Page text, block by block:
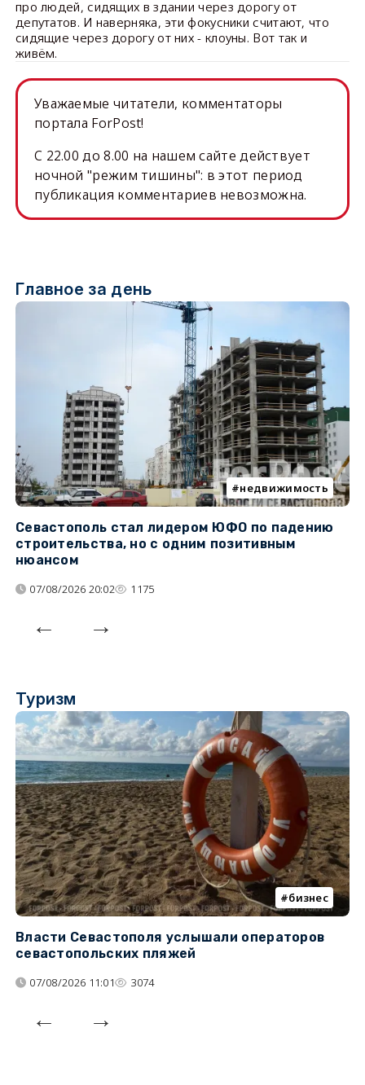
про людей, сидящих в здании через дорогу от
депутатов. И наверняка, эти фокусники считают, что
сидящие через дорогу от них - клоуны. Вот так и
живём.
Уважаемые читатели, комментаторы
портала ForPost!
C 22.00 до 8.00 на нашем сайте действует
ночной "режим тишины": в этот период
публикация комментариев невозможна.
Главное за день
недвижимость
Севастополь стал лидером ЮФО по падению
строительства, но с одним позитивным
нюансом
07/08/2026 20:02 1175
Туризм
бизнес
Власти Севастополя услышали операторов
севастопольских пляжей
07/08/2026 11:01 3074